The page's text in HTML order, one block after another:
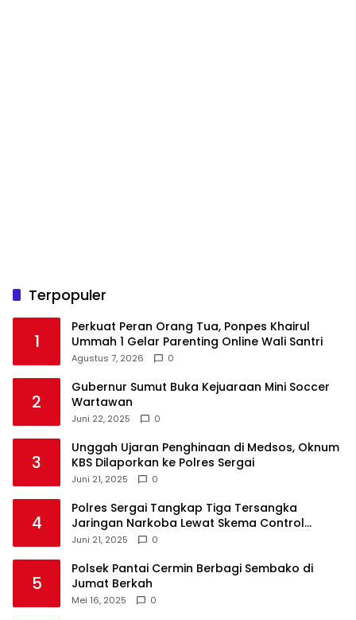
Terpopuler
1
Perkuat Peran Orang Tua, Ponpes Khairul
Ummah 1 Gelar Parenting Online Wali Santri
Agustus 7, 2026 0
2
Gubernur Sumut Buka Kejuaraan Mini Soccer
Wartawan
Juni 22, 2025 0
3
Unggah Ujaran Penghinaan di Medsos, Oknum
KBS Dilaporkan ke Polres Sergai
Juni 21, 2025 0
4
Polres Sergai Tangkap Tiga Tersangka
Jaringan Narkoba Lewat Skema Control
Delivery
Juni 21, 2025 0
5
Polsek Pantai Cermin Berbagi Sembako di
Jumat Berkah
Mei 16, 2025 0